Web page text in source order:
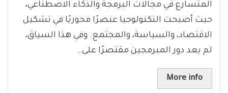
المتسارع في مجالات البرمجة والذكاء الاصطناعي،
حيث أصبحت التكنولوجيا عنصرًا محوريًا في تشكيل
الاقتصاد، والسياسة، والمجتمع. وفي هذا السياق،
لم يعد دور المبرمجين مقتصرًا على…
More info